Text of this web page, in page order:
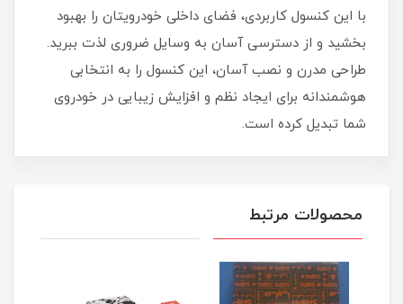
با این کنسول کاربردی، فضای داخلی خودرویتان را بهبود
بخشید و از دسترسی آسان به وسایل ضروری لذت ببرید.
طراحی مدرن و نصب آسان، این کنسول را به انتخابی
هوشمندانه برای ایجاد نظم و افزایش زیبایی در خودروی
شما تبدیل کرده است.
محصولات مرتبط